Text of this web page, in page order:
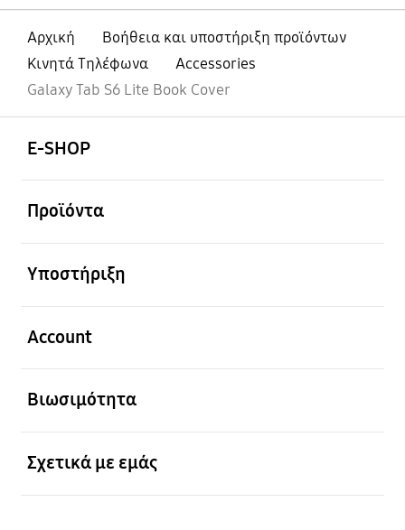
Αρχική
Βοήθεια και υποστήριξη προϊόντων
Κινητά Τηλέφωνα
Accessories
Galaxy Tab S6 Lite Book Cover
E-SHOP
Προϊόντα
Υποστήριξη
Account
Βιωσιμότητα
Σχετικά με εμάς